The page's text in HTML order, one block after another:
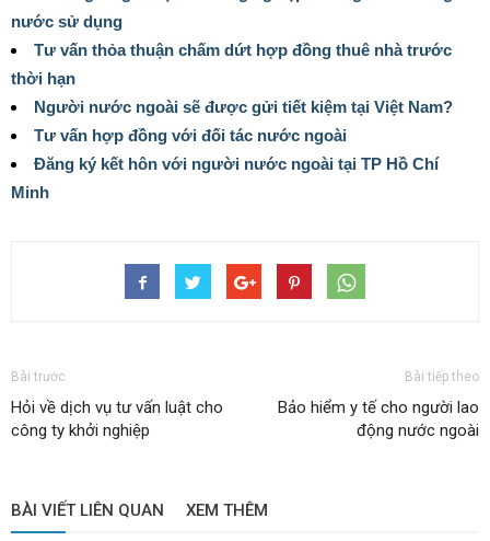
nước sử dụng
Tư vấn thỏa thuận chấm dứt hợp đồng thuê nhà trước
thời hạn
Người nước ngoài sẽ được gửi tiết kiệm tại Việt Nam?
Tư vấn hợp đồng với đối tác nước ngoài
Đăng ký kết hôn với người nước ngoài tại TP Hồ Chí
Minh
Bài trước
Hỏi về dịch vụ tư vấn luật cho
công ty khởi nghiệp
Bài tiếp theo
Bảo hiểm y tế cho người lao
động nước ngoài
BÀI VIẾT LIÊN QUAN XEM THÊM